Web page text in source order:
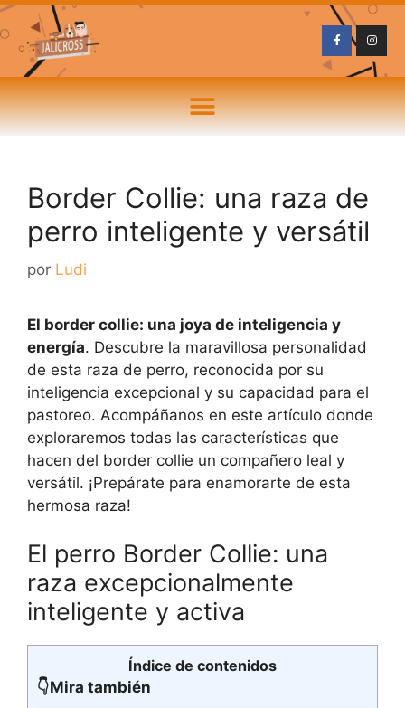
Border Collie: una raza de
perro inteligente y versátil
por Ludi
El border collie: una joya de inteligencia y
energía. Descubre la maravillosa personalidad
de esta raza de perro, reconocida por su
inteligencia excepcional y su capacidad para el
pastoreo. Acompáñanos en este artículo donde
exploraremos todas las características que
hacen del border collie un compañero leal y
versátil. ¡Prepárate para enamorarte de esta
hermosa raza!
El perro Border Collie: una
raza excepcionalmente
inteligente y activa
Índice de contenidos
👇Mira también